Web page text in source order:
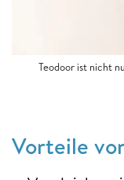
Teodoor ist nicht
Vorteile